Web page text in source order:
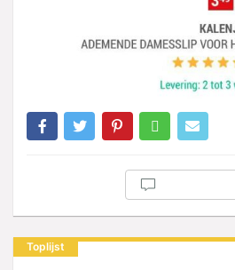
Toplijst